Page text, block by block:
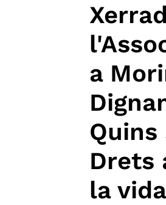
a
Quins
Drets
la